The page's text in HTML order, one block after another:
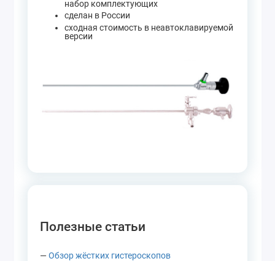
набор комплектующих
сделан в России
сходная стоимость в неавтоклавируемой
версии
Полезные статьи
—Обзор жёстких гистероскопов